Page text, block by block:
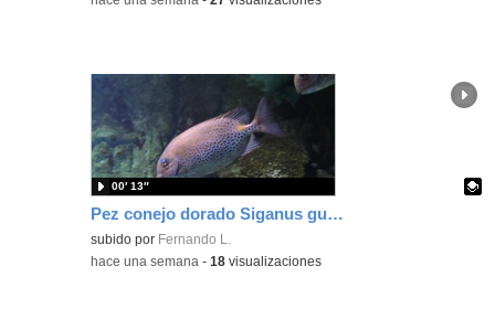
Pez conejo dorado Siganus guttatus (Bloch, 1786)
Contenido educativo.
subido por Fernando L.
00′ 13″
-hace una semana -18 visualizaciones